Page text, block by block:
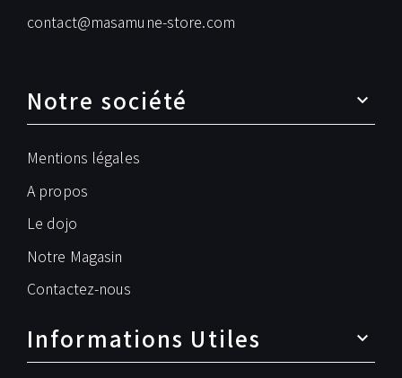
contact@masamune-store.com
Notre société
Mentions légales
A propos
Le dojo
Notre Magasin
Contactez-nous
Informations Utiles